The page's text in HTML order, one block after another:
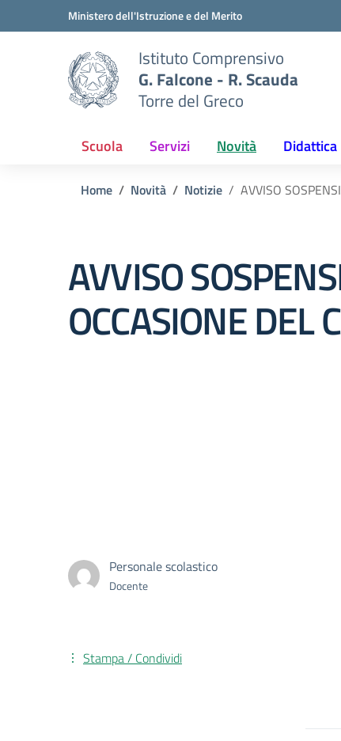
Vai ai contenuti
Vai al menu di navigazioneMinistero dell'Istruzione e del Merito
Istituto Comprensivo
G. Falcone - R. Scauda
Torre del Greco
Scuola Servizi Novità Didattica
Home Novità Notizie AVVISO
AVVISO
OCCASIONE DEL
Personale scolastico
Docente
Stampa / Condividi